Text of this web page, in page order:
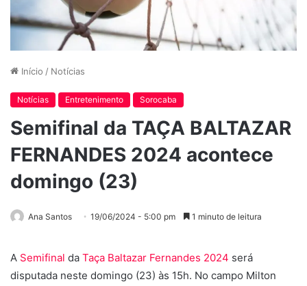
Início / Notícias
Notícias Entretenimento Sorocaba
Semifinal da TAÇA BALTAZAR
FERNANDES 2024 acontece
domingo (23)
Ana Santos 19/06/2024 - 5:00 pm 1 minuto de leitura
A Semifinal da Taça Baltazar Fernandes 2024 será
disputada neste domingo (23) às 15h. No campo Milton